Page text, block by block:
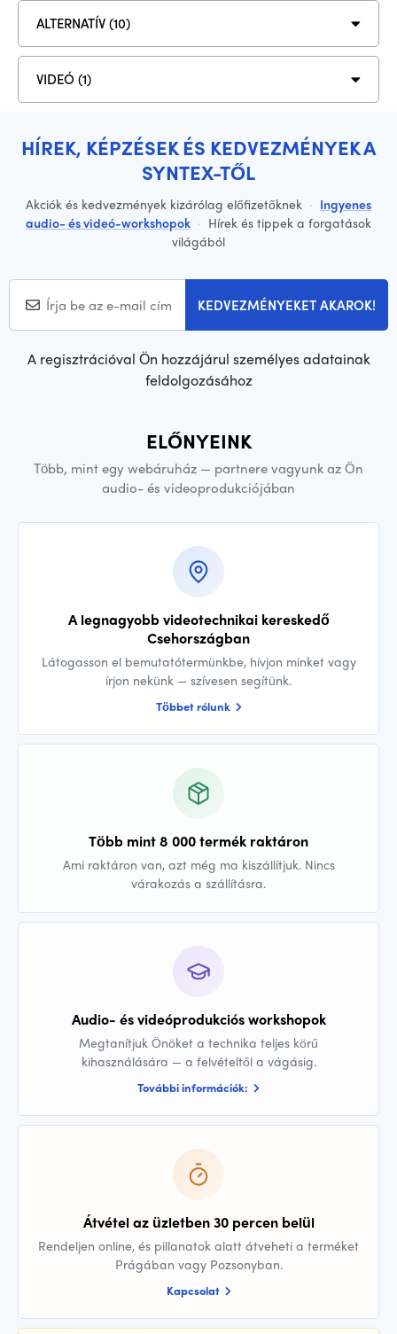
ALTERNATÍV (10)
VIDEÓ (1)
HÍREK, KÉPZÉSEK ÉS KEDVEZMÉNYEK A
SYNTEX-TŐL
Akciók és kedvezmények kizárólag előfizetőknek · Ingyenes
audio- és videó-workshopok · Hírek és tippek a forgatások
világából
KEDVEZMÉNYEKET AKAROK!
A regisztrációval Ön hozzájárul személyes adatainak
feldolgozásához
ELŐNYEINK
Több, mint egy webáruház — partnere vagyunk az Ön
audio- és videoprodukciójában
A legnagyobb videotechnikai kereskedő
Csehországban
Látogasson el bemutatótermünkbe, hívjon minket vagy
írjon nekünk — szívesen segítünk.
Többet rólunk
Több mint 8 000 termék raktáron
Ami raktáron van, azt még ma kiszállítjuk. Nincs
várakozás a szállításra.
Audio- és videóprodukciós workshopok
Megtanítjuk Önöket a technika teljes körű
kihasználására — a felvételtől a vágásig.
További információk:
Átvétel az üzletben 30 percen belül
Rendeljen online, és pillanatok alatt átveheti a terméket
Prágában vagy Pozsonyban.
Kapcsolat